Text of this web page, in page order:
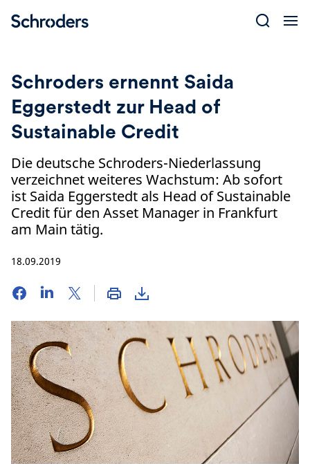
Schroders ernennt Saida
Eggerstedt zur Head of
Sustainable Credit
Die deutsche Schroders-Niederlassung
verzeichnet weiteres Wachstum: Ab sofort
ist Saida Eggerstedt als Head of Sustainable
Credit für den Asset Manager in Frankfurt
am Main tätig.
18.09.2019